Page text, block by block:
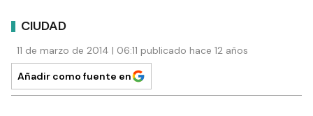
CIUDAD
11 de marzo de 2014 | 06:11 publicado hace 12 años
Añadir como fuente en